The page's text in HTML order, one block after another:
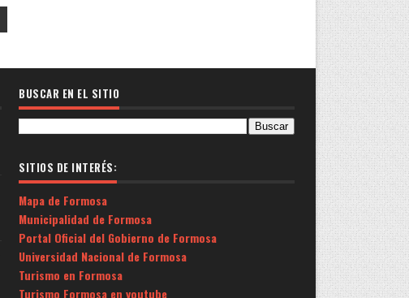
BUSCAR EN EL SITIO
SITIOS DE INTERÉS:
Mapa de Formosa
Municipalidad de Formosa
Portal Oficial del Gobierno de Formosa
Universidad Nacional de Formosa
Turismo en Formosa
Turismo Formosa en youtube